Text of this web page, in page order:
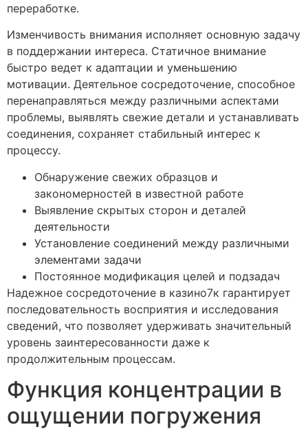
переработке.
Изменчивость внимания исполняет основную задачу
в поддержании интереса. Статичное внимание
быстро ведет к адаптации и уменьшению
мотивации. Деятельное сосредоточение, способное
перенаправляться между различными аспектами
проблемы, выявлять свежие детали и устанавливать
соединения, сохраняет стабильный интерес к
процессу.
Обнаружение свежих образцов и
закономерностей в известной работе
Выявление скрытых сторон и деталей
деятельности
Установление соединений между различными
элементами задачи
Постоянное модификация целей и подзадач
Надежное сосредоточение в казино7к гарантирует
последовательность восприятия и исследования
сведений, что позволяет удерживать значительный
уровень заинтересованности даже к
продолжительным процессам.
Функция концентрации в
ощущении погружения